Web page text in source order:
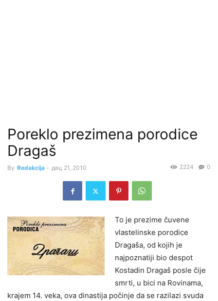
Poreklo prezimena porodice
Dragaš
By Redakcija - дец 21, 2010 0
2224
To je prezime čuvene
vlastelinske porodice
Dragaša, od kojih je
najpoznatiji bio despot
Kostadin Dragaš posle čije
smrti, u bici na Rovinama,
krajem 14. veka, ova dinastija počinje da se razilazi svuda